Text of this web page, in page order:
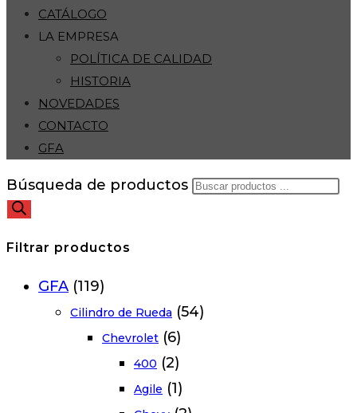
CATÁLOGO
LA EMPRESA
POLÍTICA DE CALIDAD
HISTORIA
NOVEDADES
CONTACTO
GFA
Búsqueda de productos
Filtrar productos
GFA (119)
Cilindro de Rueda (54)
Chevrolet (6)
400 (2)
Agile (1)